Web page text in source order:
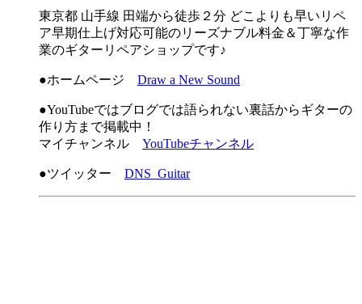
東京都 山手線 田端から徒歩２分 どこよりも早いリペ
ア早期仕上げ対応可能のリーズナブル料金＆丁寧な作
業のギターリペアショップです♪
●ホームページ Draw a New Sound
●YouTubeではブログでは語られない裏話からギターの
作り方まで掲載中！
マイチャンネル YouTubeチャンネル
●ツイッター DNS_Guitar